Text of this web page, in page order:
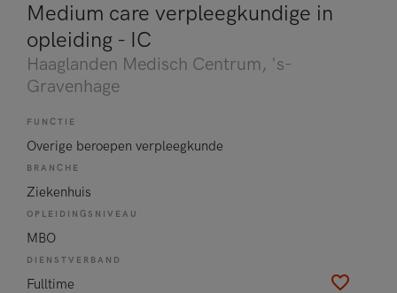
Medium care verpleegkundige in
opleiding - IC
Haaglanden Medisch Centrum, 's-
Gravenhage
FUNCTIE
Overige beroepen verpleegkunde
BRANCHE
Ziekenhuis
OPLEIDINGSNIVEAU
MBO
DIENSTVERBAND
Fulltime